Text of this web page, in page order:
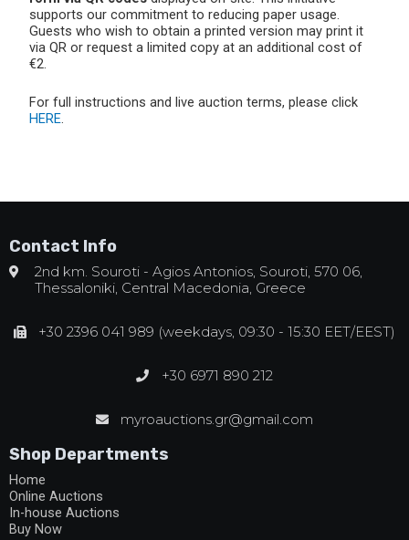
supports our commitment to reducing paper usage.
Guests who wish to obtain a printed version may print it
via QR or request a limited copy at an additional cost of
€2.
For full instructions and live auction terms, please click
HERE.
Contact Info
2nd km. Souroti - Agios Antonios, Souroti, 570 06,
Thessaloniki, Central Macedonia, Greece
+30 2396 041 989 (weekdays, 09:30 - 15:30 EET/EEST)
+30 6971 890 212
myroauctions.gr@gmail.com
Shop Departments
Home
Online Auctions
In-house Auctions
Buy Now